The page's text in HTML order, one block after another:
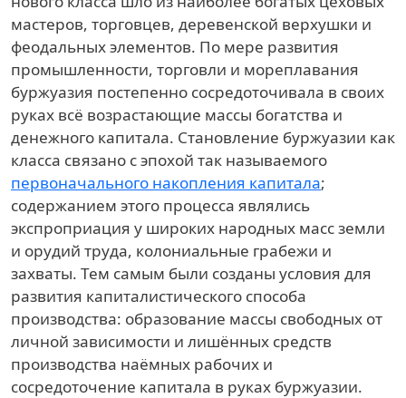
мастеров, торговцев, деревенской верхушки и
феодальных элементов. По мере развития
промышленности, торговли и мореплавания
буржуазия постепенно сосредоточивала в своих
руках всё возрастающие массы богатства и
денежного капитала. Становление буржуазии как
класса связано с эпохой так называемого
первоначального накопления капитала;
содержанием этого процесса являлись
экспроприация у широких народных масс земли
и орудий труда, колониальные грабежи и
захваты. Тем самым были созданы условия для
развития капиталистического способа
производства: образование массы свободных от
личной зависимости и лишённых средств
производства наёмных рабочих и
сосредоточение капитала в руках буржуазии.